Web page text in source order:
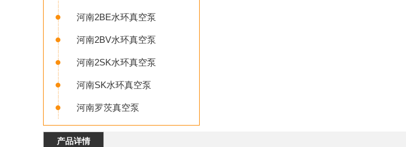
河南2BE水环真空泵
河南2BV水环真空泵
河南2SK水环真空泵
河南SK水环真空泵
河南罗茨真空泵
产品详情